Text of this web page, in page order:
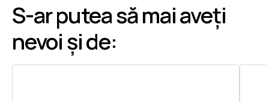
S-ar putea să mai aveți
nevoi și de: